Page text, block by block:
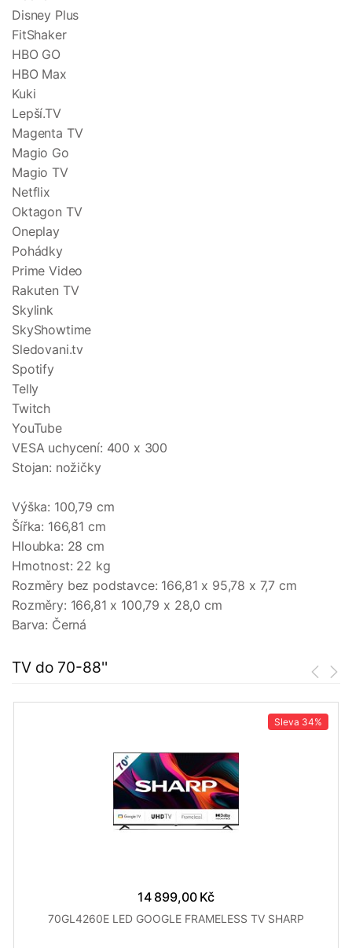
Disney Plus
FitShaker
HBO GO
HBO Max
Kuki
Lepší.TV
Magenta TV
Magio Go
Magio TV
Netflix
Oktagon TV
Oneplay
Pohádky
Prime Video
Rakuten TV
Skylink
SkyShowtime
Sledovani.tv
Spotify
Telly
Twitch
YouTube
VESA uchycení: 400 x 300
Stojan: nožičky
Výška: 100,79 cm
Šířka: 166,81 cm
Hloubka: 28 cm
Hmotnost: 22 kg
Rozměry bez podstavce: 166,81 x 95,78 x 7,7 cm
Rozměry: 166,81 x 100,79 x 28,0 cm
Barva: Černá
TV do 70-88''
Sleva 34%
14 899,00 Kč
70GL4260E LED GOOGLE FRAMELESS TV SHARP